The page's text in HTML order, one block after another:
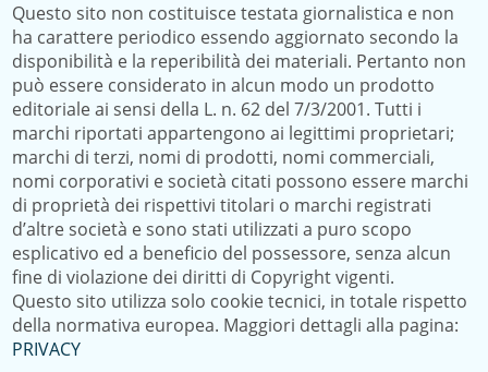
Questo sito non costituisce testata giornalistica e non
ha carattere periodico essendo aggiornato secondo la
disponibilità e la reperibilità dei materiali. Pertanto non
può essere considerato in alcun modo un prodotto
editoriale ai sensi della L. n. 62 del 7/3/2001. Tutti i
marchi riportati appartengono ai legittimi proprietari;
marchi di terzi, nomi di prodotti, nomi commerciali,
nomi corporativi e società citati possono essere marchi
di proprietà dei rispettivi titolari o marchi registrati
d’altre società e sono stati utilizzati a puro scopo
esplicativo ed a beneficio del possessore, senza alcun
fine di violazione dei diritti di Copyright vigenti.
Questo sito utilizza solo cookie tecnici, in totale rispetto
della normativa europea. Maggiori dettagli alla pagina:
PRIVACY